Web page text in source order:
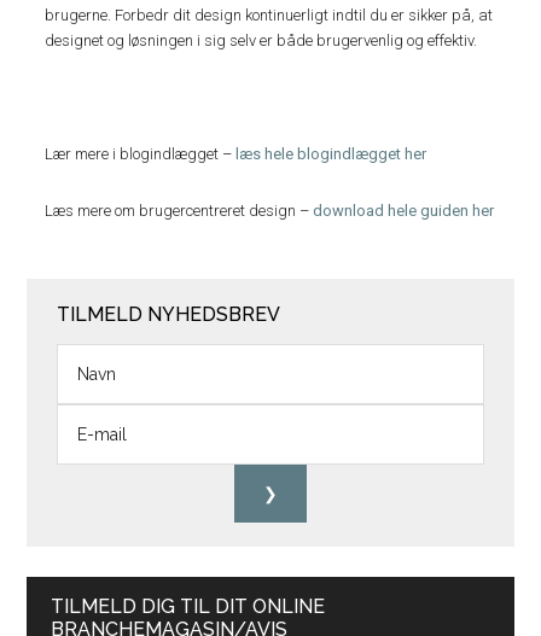
brugerne. Forbedr dit design kontinuerligt indtil du er sikker på, at
designet og løsningen i sig selv er både brugervenlig og effektiv.
Lær mere i blogindlægget – læs hele blogindlægget her
Læs mere om brugercentreret design –download hele guiden her
TILMELD NYHEDSBREV
TILMELD DIG TIL DIT ONLINE
BRANCHEMAGASIN/AVIS